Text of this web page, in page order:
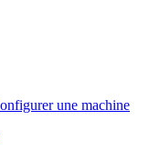
une machine